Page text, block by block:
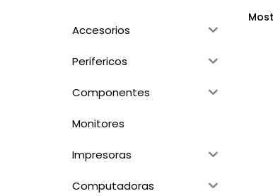
Accesorios
Perifericos
Componentes
Monitores
Impresoras
Computadoras